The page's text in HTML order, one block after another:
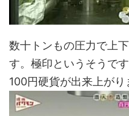
数十トンもの圧力で上
す。極印というそうで
100円硬貨が出来上がり